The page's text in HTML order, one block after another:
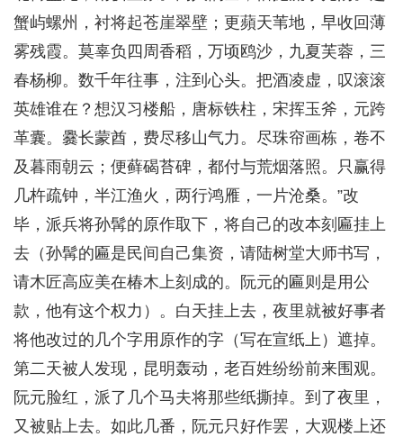
蟹屿螺州，衬将起苍崖翠壁；更蘋天苇地，早收回薄
雾残霞。莫辜负四周香稻，万顷鸥沙，九夏芙蓉，三
春杨柳。数千年往事，注到心头。把酒凌虚，叹滚滚
英雄谁在？想汉习楼船，唐标铁柱，宋挥玉斧，元跨
革囊。爨长蒙酋，费尽移山气力。尽珠帘画栋，卷不
及暮雨朝云；便藓碣苔碑，都付与荒烟落照。只赢得
几杵疏钟，半江渔火，两行鸿雁，一片沧桑。”改
毕，派兵将孙髯的原作取下，将自己的改本刻匾挂上
去（孙髯的匾是民间自己集资，请陆树堂大师书写，
请木匠高应美在椿木上刻成的。阮元的匾则是用公
款，他有这个权力）。白天挂上去，夜里就被好事者
将他改过的几个字用原作的字（写在宣纸上）遮掉。
第二天被人发现，昆明轰动，老百姓纷纷前来围观。
阮元脸红，派了几个马夫将那些纸撕掉。到了夜里，
又被贴上去。如此几番，阮元只好作罢，大观楼上还